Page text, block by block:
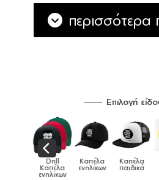
περισσότερα
Επιλογή
Drill
Καπέλα
ενηλίκων
Καπέλα
ενηλίκων
Καπέλα
παιδικά